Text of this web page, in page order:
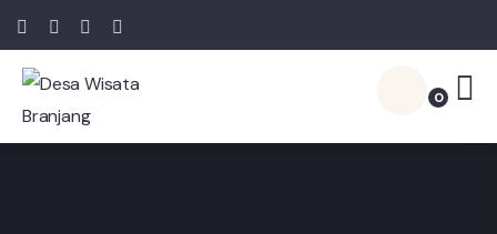
0